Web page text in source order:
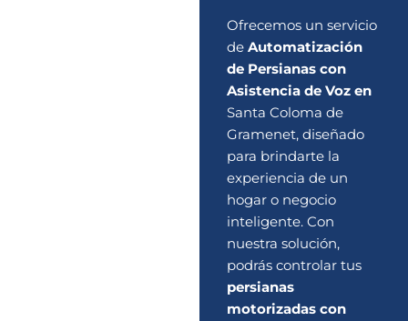
Ofrecemos un servicio
de Automatización
de Persianas con
Asistencia de Voz en
Santa Coloma de
Gramenet, diseñado
para brindarte la
experiencia de un
hogar o negocio
inteligente. Con
nuestra solución,
podrás controlar tus
persianas
motorizadas con